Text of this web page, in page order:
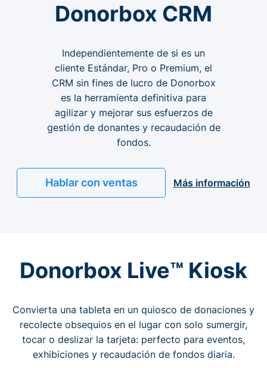
Donorbox CRM
Independientemente de si es un
cliente Estándar, Pro o Premium, el
CRM sin fines de lucro de Donorbox
es la herramienta definitiva para
agilizar y mejorar sus esfuerzos de
gestión de donantes y recaudación de
fondos.
Hablar con ventas Más información
Donorbox Live™ Kiosk
Convierta una tableta en un quiosco de donaciones y
recolecte obsequios en el lugar con solo sumergir,
tocar o deslizar la tarjeta: perfecto para eventos,
exhibiciones y recaudación de fondos diaria.